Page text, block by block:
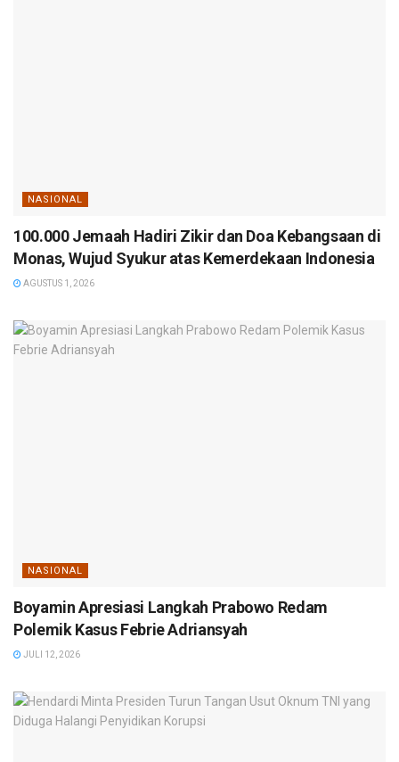
NASIONAL
100.000 Jemaah Hadiri Zikir dan Doa Kebangsaan di
Monas, Wujud Syukur atas Kemerdekaan Indonesia
AGUSTUS 1, 2026
NASIONAL
Boyamin Apresiasi Langkah Prabowo Redam
Polemik Kasus Febrie Adriansyah
JULI 12, 2026